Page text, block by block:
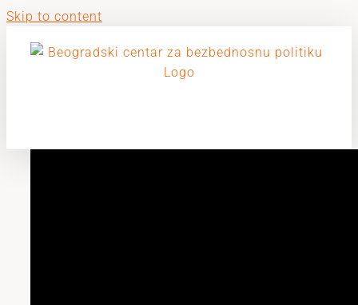
Skip to content